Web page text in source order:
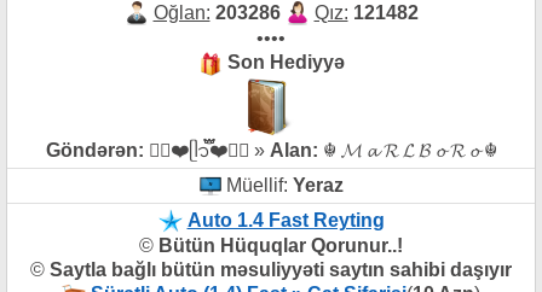
Oğlan: 203286 Qız: 121482
••••
Son Hediyyə
Göndərən: ✮⃝❤️ᥫ᭡፝֟፝֟❤️✮⃝ » Alan: ☬ 𝓜 𝓪 𝓡 𝓛 𝓑 𝓸 𝓡 𝓸 ☬
Müellif: Yeraz
Auto 1.4 Fast Reyting
© Bütün Hüquqlar Qorunur..!
© Saytla bağlı bütün məsuliyyəti saytın sahibi daşıyır